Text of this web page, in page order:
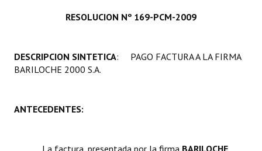
Constitución Nacional
RESOLUCION Nº 169-PCM-2009
DESCRIPCION SINTETICA: PAGO FACTURA A LA FIRMA
BARILOCHE 2000 S.A.
ANTECEDENTES:
La factura, presentada por la firma  BARILOCHE